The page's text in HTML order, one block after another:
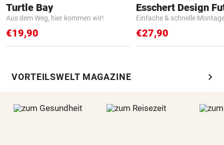
Turtle Bay
Aus dem Weg, hier kommen wir!
€19,90
Einfache & schnelle
€27,90
VORTEILSWELT MAGAZINE chevron_right